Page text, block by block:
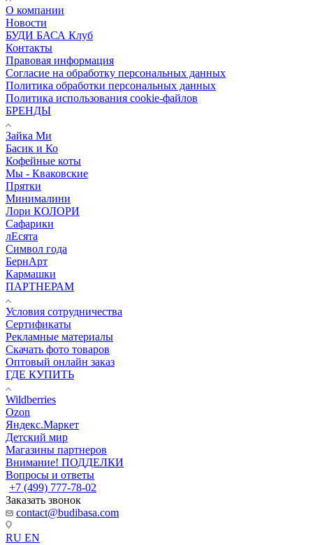
О компании
Новости
БУДИ БАСА Клуб
Контакты
Правовая информация
Согласие на обработку персональных данных
Политика обработки персональных данных
Политика использования cookie-файлов
БРЕНДЫ
Зайка Ми
Басик и Ко
Кофейные коты
Мы - Кваковские
Прятки
Минималини
Лори КОЛОРИ
Сафарики
лЕсята
Символ года
БернАрт
Кармашки
ПАРТНЕРАМ
Условия сотрудничества
Сертификаты
Рекламные материалы
Скачать фото товаров
Оптовый онлайн заказ
ГДЕ КУПИТЬ
Wildberries
Ozon
Яндекс.Маркет
Детский мир
Магазины партнеров
Внимание! ПОДДЕЛКИ
Вопросы и ответы
+7 (499) 777-78-02
Заказать звонок
contact@budibasa.com
RU EN